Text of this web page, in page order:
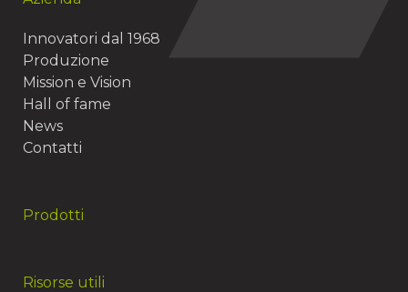
Innovatori dal 1968
Produzione
Mission e Vision
Hall of fame
News
Contatti
Prodotti
Risorse utili